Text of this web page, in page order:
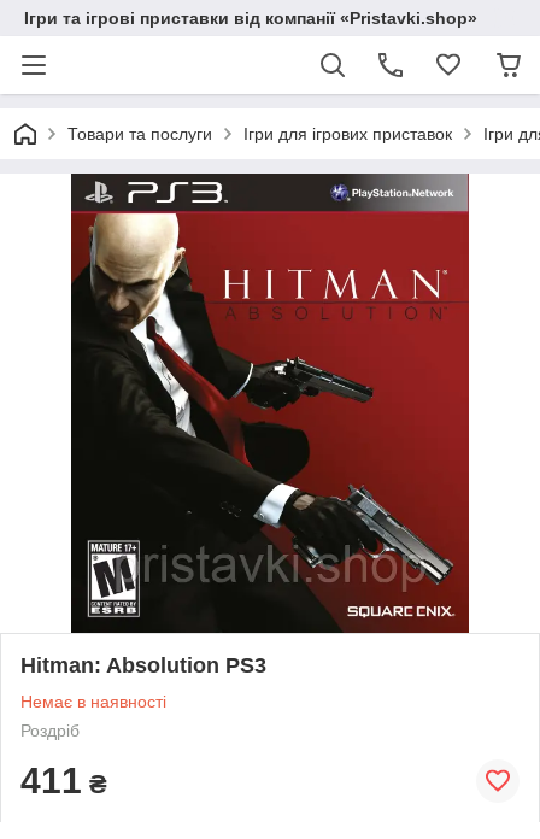
Ігри та ігрові приставки від компанії «Pristavki.shop»
Товари та послуги Ігри для ігрових приставок Ігри
Hitman: Absolution PS3
Немає в наявності
Роздріб
411 ₴